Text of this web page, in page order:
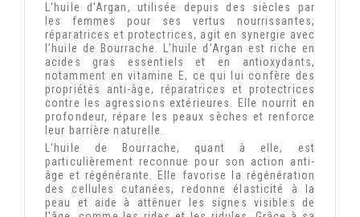
L'huile d'Argan, utilisée depuis des siècles par
les femmes pour ses vertus nourrissantes,
réparatrices et protectrices, agit en synergie avec
l'huile de Bourrache. L’huile d’Argan est riche en
acides gras essentiels et en antioxydants,
notamment en vitamine E, ce qui lui confère des
propriétés anti-âge, réparatrices et protectrices
contre les agressions extérieures. Elle nourrit en
profondeur, répare les peaux sèches et renforce
leur barrière naturelle.
L'huile de Bourrache, quant à elle, est
particulièrement reconnue pour son action anti-
âge et régénérante. Elle favorise la régénération
des cellules cutanées, redonne élasticité à la
peau et aide à atténuer les signes visibles de